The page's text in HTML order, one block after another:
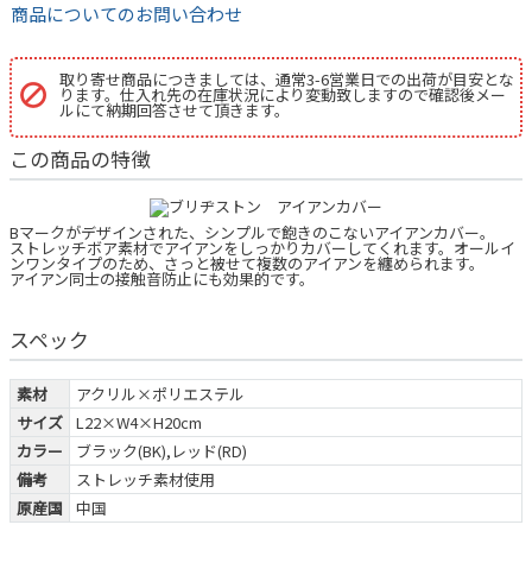
商品についてのお問い合わせ
取り寄せ商品につきましては、通常3-6営業日での出荷が目安とな
ります。仕入れ先の在庫状況により変動致しますので確認後メー
ルにて納期回答させて頂きます。
この商品の特徴
Bマークがデザインされた、シンプルで飽きのこないアイアンカバー。
ストレッチボア素材でアイアンをしっかりカバーしてくれます。オールイ
ンワンタイプのため、さっと被せて複数のアイアンを纏められます。
アイアン同士の接触音防止にも効果的です。
スペック
素材
アクリル×ポリエステル
サイズ L22×W4×H20cm
カラー
ブラック(BK),レッド(RD)
備考
ストレッチ素材使用
原産国
中国